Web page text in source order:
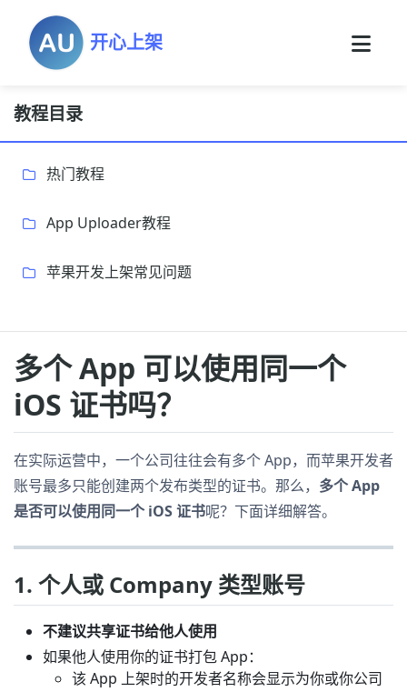
开心上架
教程目录
热门教程
App Uploader教程
苹果开发上架常见问题
多个 App 可以使用同一个
iOS 证书吗？
在实际运营中，一个公司往往会有多个 App，而苹果开发者
账号最多只能创建两个发布类型的证书。那么， 多个 App
是否可以使用同一个 iOS 证书呢？下面详细解答。
1. 个人或 Company 类型账号
不建议共享证书给他人使用
如果他人使用你的证书打包 App：
该 App 上架时的开发者名称会显示为你或你公司